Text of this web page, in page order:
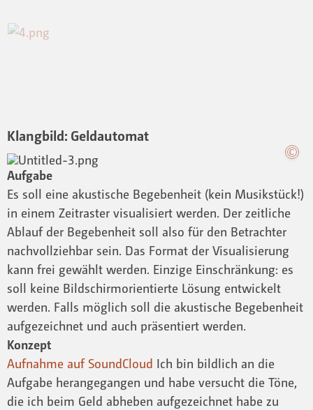
Klangbild: Geldautomat
Aufgabe
Es soll eine akustische Begebenheit (kein Musikstück!)
in einem Zeitraster visualisiert werden. Der zeitliche
Ablauf der Begebenheit soll also für den Betrachter
nachvollziehbar sein. Das Format der Visualisierung
kann frei gewählt werden. Einzige Einschränkung: es
soll keine Bildschirmorientierte Lösung entwickelt
werden. Falls möglich soll die akustische Begebenheit
aufgezeichnet und auch präsentiert werden.
Konzept
Aufnahme auf SoundCloud Ich bin bildlich an die
Aufgabe herangegangen und habe versucht die Töne,
die ich beim Geld abheben aufgezeichnet habe zu